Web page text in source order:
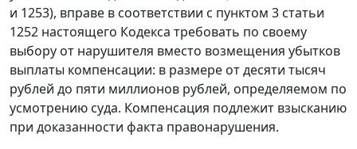
и 1253), вправе в соответствии с пунктом 3 статьи
1252 настоящего Кодекса требовать по своему
выбору от нарушителя вместо возмещения убытков
выплаты компенсации: в размере от десяти тысяч
рублей до пяти миллионов рублей, определяемом по
усмотрению суда. Компенсация подлежит взысканию
при доказанности факта правонарушения.